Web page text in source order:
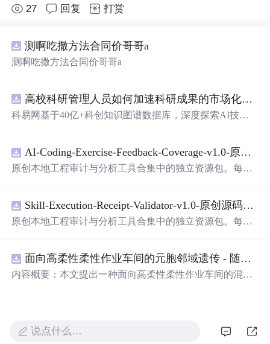
27 回复 打赏
测啊吃撒方法合同价哥哥a
测啊吃撒方法合同价哥哥a
高校科研管理人员如何加速科研成果的市场化转化？.docx
科易网基于40亿+科创知识图谱数据库，深度探索AI技术
新领域的AI+数智化解决方案，推动科技创新与产业创新
智能化发展。
AI-Coding-Exercise-Feedback-Coverage-v1.0-原创源码与文档.zip
原创本地工程审计与分析工具合集中的独立资源包。每个
README、运行说明、功能清单、MIT License及原创与授
权声明。解压后进入project目录，执行npm test验证算法，
目源码、Logo、官方截图、论文、生产日志或其他受限素
材。适合前端开发、AI应用工程、测试审计和课程实践。
Skill-Execution-Receipt-Validator-v1.0-原创源码与文档.zip
原创本地工程审计与分析工具合集中的独立资源包。每个
README、运行说明、功能清单、MIT License及原创与授
权声明。解压后进入project目录，执行npm test验证算法，
面向高柔性柔性作业车间的元胞邻域遗传 - 随机重启爬山混合调度优化算法（Matlab代码实现）
内容概要：本文提出一种面向高柔性柔性作业车间的混合
略以增强跳出局部最优的能力，从而有效应对高柔性车间
环境中工序灵活、设备多样、约束复杂的调度挑战；通过
说点什么…